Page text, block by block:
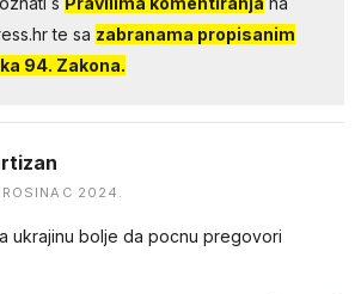
te sa zabranama propisanim
94. Zakona.
2024.
ukrajinu bolje da pocnu pregovori